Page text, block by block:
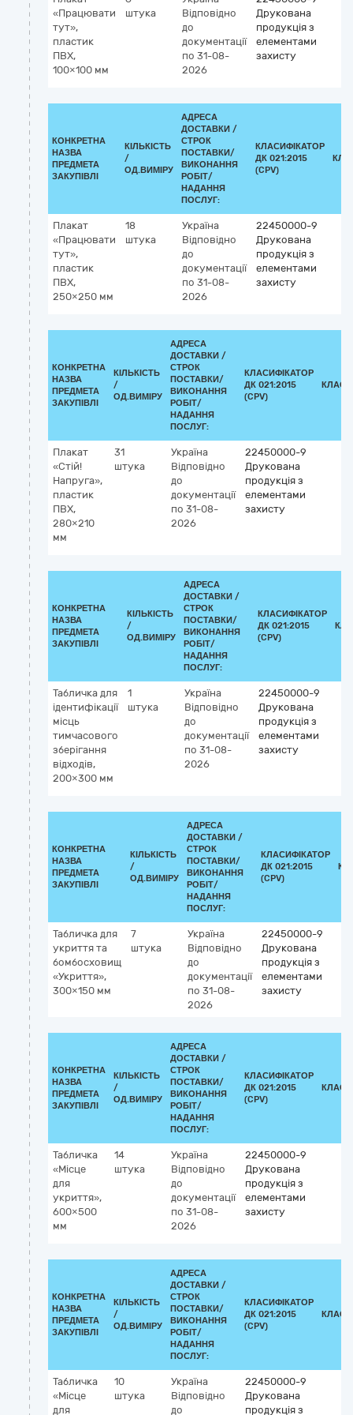
«Працювати
тут»,
пластик
ПВХ,
100×100 мм
штука
Відповідно
до
документації
по 31-08-
2026
Друкована
продукція з
елементами
захисту
КОНКРЕТНА
НАЗВА
ПРЕДМЕТА
ЗАКУПІВЛІ
КІЛЬКІСТЬ
/
ОД.ВИМІРУ
АДРЕСА
ДОСТАВКИ /
СТРОК
ПОСТАВКИ/
ВИКОНАННЯ
РОБІТ/
НАДАННЯ
ПОСЛУГ:
КЛАСИФІКАТОР
ДК 021:2015
(CPV)
Плакат
«Працювати
тут»,
пластик
ПВХ,
250×250 мм
18
штука
Україна
Відповідно
до
документації
по 31-08-
2026
22450000-9
Друкована
продукція з
елементами
захисту
КОНКРЕТНА
НАЗВА
ПРЕДМЕТА
ЗАКУПІВЛІ
КІЛЬКІСТЬ
/
ОД.ВИМІРУ
АДРЕСА
ДОСТАВКИ /
СТРОК
ПОСТАВКИ/
ВИКОНАННЯ
РОБІТ/
НАДАННЯ
ПОСЛУГ:
КЛАСИФІКАТОР
ДК 021:2015
(CPV)
Плакат
«Стій!
Напруга»,
пластик
ПВХ,
280×210
мм
31
штука
Україна
Відповідно
до
документації
по 31-08-
2026
22450000-9
Друкована
продукція з
елементами
захисту
КОНКРЕТНА
НАЗВА
ПРЕДМЕТА
ЗАКУПІВЛІ
КІЛЬКІСТЬ
/
ОД.ВИМІРУ
АДРЕСА
ДОСТАВКИ /
СТРОК
ПОСТАВКИ/
ВИКОНАННЯ
РОБІТ/
НАДАННЯ
ПОСЛУГ:
КЛАСИФІКАТОР
ДК 021:2015
(CPV)
Табличка для
ідентифікації
місць
тимчасового
зберігання
відходів,
200×300 мм
1
штука
Україна
Відповідно
до
документації
по 31-08-
2026
22450000-9
Друкована
продукція з
елементами
захисту
КОНКРЕТНА
НАЗВА
ПРЕДМЕТА
ЗАКУПІВЛІ
КІЛЬКІСТЬ
/
ОД.ВИМІРУ
АДРЕСА
ДОСТАВКИ /
СТРОК
ПОСТАВКИ/
ВИКОНАННЯ
РОБІТ/
НАДАННЯ
ПОСЛУГ:
КЛАСИФІКАТОР
ДК 021:2015
(CPV)
Табличка для
укриття та
бомбосховищ
«Укриття»,
300×150 мм
7
штука
Україна
Відповідно
до
документації
по 31-08-
2026
22450000-9
Друкована
продукція з
елементами
захисту
КОНКРЕТНА
НАЗВА
ПРЕДМЕТА
ЗАКУПІВЛІ
КІЛЬКІСТЬ
/
ОД.ВИМІРУ
АДРЕСА
ДОСТАВКИ /
СТРОК
ПОСТАВКИ/
ВИКОНАННЯ
РОБІТ/
НАДАННЯ
ПОСЛУГ:
КЛАСИФІКАТОР
ДК 021:2015
(CPV)
Табличка
«Місце
для
укриття»,
600×500
мм
14
штука
Україна
Відповідно
до
документації
по 31-08-
2026
22450000-9
Друкована
продукція з
елементами
захисту
КОНКРЕТНА
НАЗВА
ПРЕДМЕТА
ЗАКУПІВЛІ
КІЛЬКІСТЬ
/
ОД.ВИМІРУ
АДРЕСА
ДОСТАВКИ /
СТРОК
ПОСТАВКИ/
ВИКОНАННЯ
РОБІТ/
НАДАННЯ
ПОСЛУГ:
КЛАСИФІКАТОР
ДК 021:2015
(CPV)
Табличка
«Місце
для
10
штука
Україна
Відповідно
до
22450000-9
Друкована
продукція з